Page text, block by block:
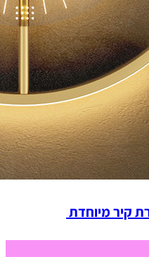
קיר מיוחדת